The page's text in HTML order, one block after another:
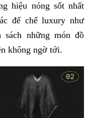
hiệu nóng sốt nhất
đế chế luxury như
sách những món đồ
không ngờ tới.